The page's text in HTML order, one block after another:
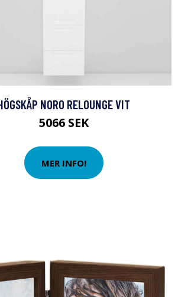
NORO RELOUNGE VIT
5066 SEK
MER INFO!